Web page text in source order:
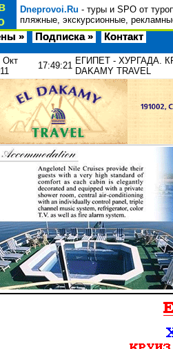
Dneprovoi.Ru - туры и SPO от
пляжные, экскурсионные,
» Подписка » Контакт
Окт
17:49:21 ЕГИПЕТ - ХУРГАДА.
DAKAMY TRAVEL